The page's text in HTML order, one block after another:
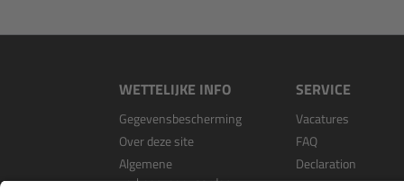
WETTELIJKE INFO
Gegevensbescherming
Over deze site
Algemene
verkoopvoorwaarden
SERVICE
Vacatures
FAQ
Declaration
Open Source